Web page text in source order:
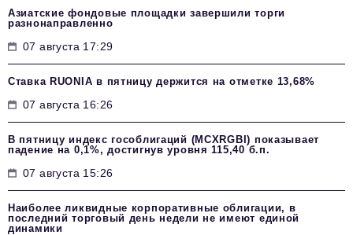
Азиатские фондовые площадки завершили торги
разнонаправленно
07 августа 17:29
Ставка RUONIA в пятницу держится на отметке 13,68%
07 августа 16:26
В пятницу индекс гособлигаций (MCXRGBI) показывает
падение на 0,1%, достигнув уровня 115,40 б.п.
07 августа 15:26
Наиболее ликвидные корпоративные облигации, в
последний торговый день недели не имеют единой
динамики